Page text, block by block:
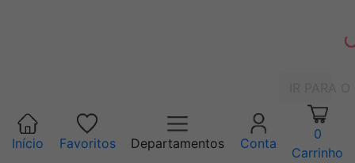
Início Favoritos Departamentos Conta
0
Carrinho